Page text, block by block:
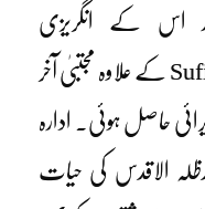
اس کے انگریزی
ترجمہSufism – The Soul of Islam کے علاوہ مجتبیٰ آخر
حاصل ہوئی۔ ادارہ
الاقدس کی حیات